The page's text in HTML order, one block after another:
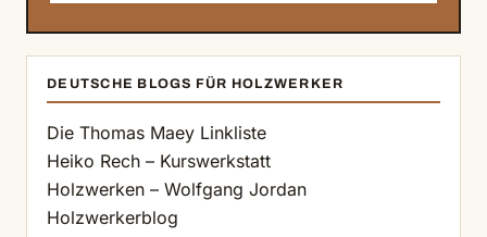
DEUTSCHE BLOGS FÜR HOLZWERKER
Die Thomas Maey Linkliste
Heiko Rech – Kurswerkstatt
Holzwerken – Wolfgang Jordan
Holzwerkerblog